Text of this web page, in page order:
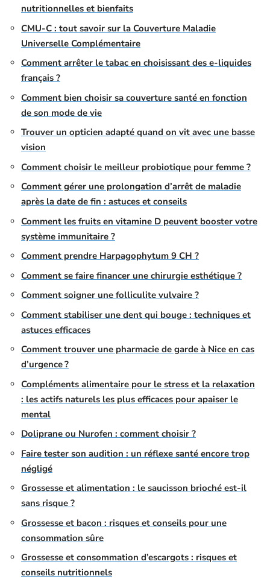
nutritionnelles et bienfaits
CMU-C : tout savoir sur la Couverture Maladie
Universelle Complémentaire
Comment arrêter le tabac en choisissant des e-liquides
français ?
Comment bien choisir sa couverture santé en fonction
de son mode de vie
Trouver un opticien adapté quand on vit avec une basse
vision
Comment choisir le meilleur probiotique pour femme ?
Comment gérer une prolongation d’arrêt de maladie
après la date de fin : astuces et conseils
Comment les fruits en vitamine D peuvent booster votre
système immunitaire ?
Comment prendre Harpagophytum 9 CH ?
Comment se faire financer une chirurgie esthétique ?
Comment soigner une folliculite vulvaire ?
Comment stabiliser une dent qui bouge : techniques et
astuces efficaces
Comment trouver une pharmacie de garde à Nice en cas
d’urgence ?
Compléments alimentaire pour le stress et la relaxation
: les actifs naturels les plus efficaces pour apaiser le
mental
Doliprane ou Nurofen : comment choisir ?
Faire tester son audition : un réflexe santé encore trop
négligé
Grossesse et alimentation : le saucisson brioché est-il
sans risque ?
Grossesse et bacon : risques et conseils pour une
consommation sûre
Grossesse et consommation d’escargots : risques et
conseils nutritionnels